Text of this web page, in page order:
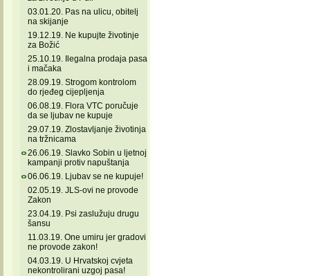
03.01.20. Pas na ulicu, obitelj
na skijanje
19.12.19. Ne kupujte životinje
za Božić
25.10.19. Ilegalna prodaja pasa
i mačaka
28.09.19. Strogom kontrolom
do rjeđeg cijepljenja
06.08.19. Flora VTC poručuje
da se ljubav ne kupuje
29.07.19. Zlostavljanje životinja
na tržnicama
26.06.19. Slavko Sobin u ljetnoj
kampanji protiv napuštanja
06.06.19. Ljubav se ne kupuje!
02.05.19. JLS-ovi ne provode
Zakon
23.04.19. Psi zaslužuju drugu
šansu
11.03.19. One umiru jer gradovi
ne provode zakon!
04.03.19. U Hrvatskoj cvjeta
nekontrolirani uzgoj pasa!